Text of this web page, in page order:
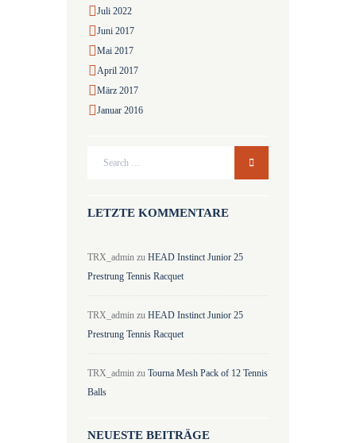
Juli2022
Juni2017
Mai2017
April2017
März2017
Januar2016
LETZTE KOMMENTARE
TRX_admin zuHEAD Instinct Junior 25
Prestrung Tennis Racquet
TRX_admin zuHEAD Instinct Junior 25
Prestrung Tennis Racquet
TRX_admin zuTourna Mesh Pack of 12 Tennis
Balls
NEUESTE BEITRÄGE